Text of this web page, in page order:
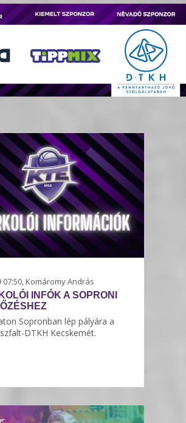
07:50, Komáromy András
INFÓK A SOPRONI
Sopronban lép pályára a
DTKH Kecskemét.